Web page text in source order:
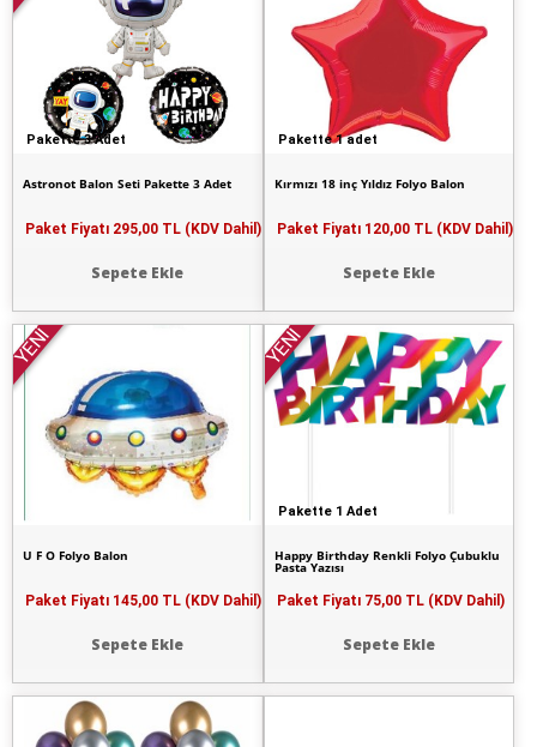
Pakette 3 Adet
Astronot Balon Seti Pakette 3 Adet
Paket Fiyatı 295,00 TL (KDV Dahil)
Sepete Ekle
Pakette 1 adet
Kırmızı 18 inç Yıldız Folyo Balon
Paket Fiyatı 120,00 TL (KDV Dahil)
Sepete Ekle
YENİ
U F O Folyo Balon
Paket Fiyatı 145,00 TL (KDV Dahil)
Sepete Ekle
Pakette 1 Adet
YENİ
Happy Birthday Renkli Folyo Çubuklu
Pasta Yazısı
Paket Fiyatı 75,00 TL (KDV Dahil)
Sepete Ekle